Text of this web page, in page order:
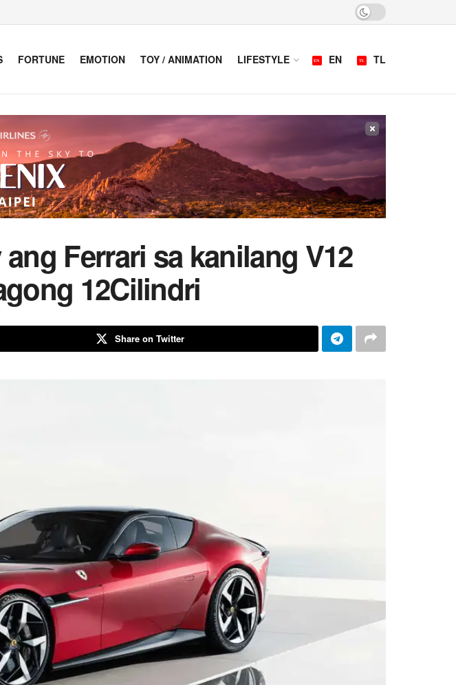
FORTUNE EMOTION TOY / ANIMATION LIFESTYLE EN TL
×
Ferrari sa kanilang V12
12Cilindri
Share on Twitter